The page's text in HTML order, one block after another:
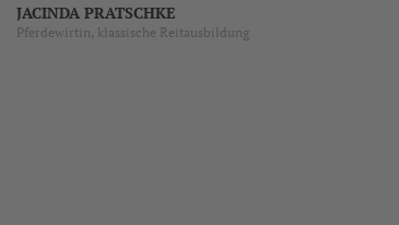
JACINDA PRATSCHKE
Pferdewirtin, klassische Reitausbildung